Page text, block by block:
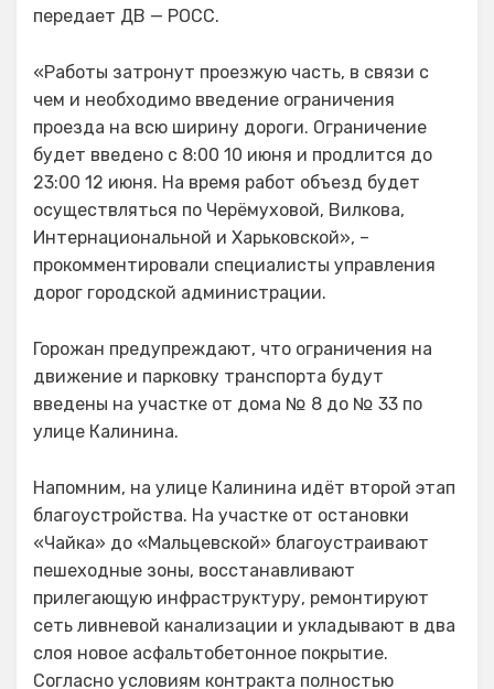
передает ДВ — РОСС.
«Работы затронут проезжую часть, в связи с
чем и необходимо введение ограничения
проезда на всю ширину дороги. Ограничение
будет введено с 8:00 10 июня и продлится до
23:00 12 июня. На время работ объезд будет
осуществляться по Черёмуховой, Вилкова,
Интернациональной и Харьковской», –
прокомментировали специалисты управления
дорог городской администрации.
Горожан предупреждают, что ограничения на
движение и парковку транспорта будут
введены на участке от дома № 8 до № 33 по
улице Калинина.
Напомним, на улице Калинина идёт второй этап
благоустройства. На участке от остановки
«Чайка» до «Мальцевской» благоустраивают
пешеходные зоны, восстанавливают
прилегающую инфраструктуру, ремонтируют
сеть ливневой канализации и укладывают в два
слоя новое асфальтобетонное покрытие.
Согласно условиям контракта полностью